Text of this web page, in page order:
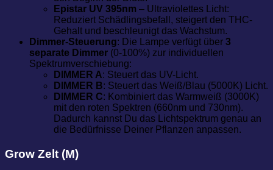
Epistar UV 395nm – Ultraviolettes Licht:
Reduziert Schädlingsbefall, steigert den THC-
Gehalt und beschleunigt das Wachstum.
Dimmer-Steuerung: Die Lampe verfügt über 3
separate Dimmer (0-100%) zur individuellen
Spektrumverschiebung:
DIMMER A: Steuert das UV-Licht.
DIMMER B: Steuert das Weiß/Blau (5000K) Licht.
DIMMER C: Kombiniert das Warmweiß (3000K)
mit den roten Spektren (660nm und 730nm).
Dadurch kannst Du das Lichtspektrum genau an
die Bedürfnisse Deiner Pflanzen anpassen.
Grow Zelt (M)